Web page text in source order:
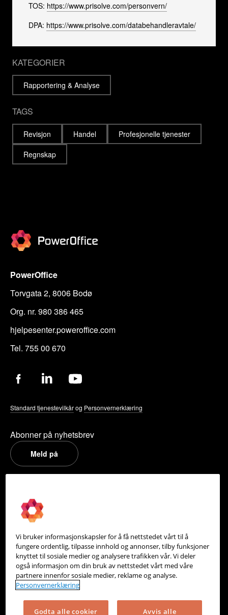
TOS: https://www.prisolve.com/personvern/
DPA: https://www.prisolve.com/databehandleravtale/
KATEGORIER
Rapportering & Analyse
TAGS
Revisjon Handel
Profesjonelle tjenester
Regnskap
PowerOffice
Torvgata 2, 8006 Bodø
Org. nr. 980 386 465
hjelpesenter.poweroffice.com
Tel. 755 00 670
Standard tjenestevilkårog Personvernerklæring
Abonner på nyhetsbrev
Meld på
Om oss
Partneroversikt
Integrasjoner
Hjelpesenter
Kontakt oss
Personvern
Vi bruker informasjonskapsler for å få nettstedet vårt til å
fungere ordentlig, tilpasse innhold og annonser, tilby funksjoner
knyttet til sosiale medier og analysere trafikken vår. Vi deler
også informasjon om din bruk av nettstedet vårt med våre
partnere innenfor sosiale medier, reklame og analyse.
Personvernerklæring
Godta alle cookier Avvis alle